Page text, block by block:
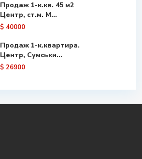
Продаж 1-к.кв. 45 м2
Центр, ст.м. М...
$ 40000
Продаж 1-к.квартира.
Центр, Сумськи...
$ 26900